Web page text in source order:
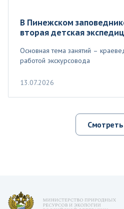
В Пинежском
вторая детская
Основная тема занятий –
работой экскурсовода
13.07.2026
Смотреть